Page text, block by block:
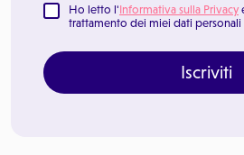
Ho letto l'Informativa sulla Privacy
trattamento dei miei dati personali
Iscriviti